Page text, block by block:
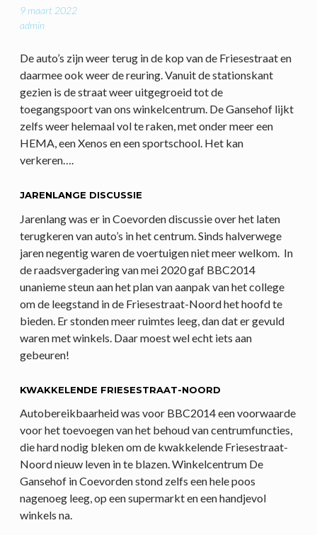
9 maart 2022
admin
De auto’s zijn weer terug in de kop van de Friesestraat en
daarmee ook weer de reuring. Vanuit de stationskant
gezien is de straat weer uitgegroeid tot de
toegangspoort van ons winkelcentrum. De Gansehof lijkt
zelfs weer helemaal vol te raken, met onder meer een
HEMA, een Xenos en een sportschool. Het kan
verkeren….
JARENLANGE DISCUSSIE
Jarenlang was er in Coevorden discussie over het laten
terugkeren van auto’s in het centrum. Sinds halverwege
jaren negentig waren de voertuigen niet meer welkom. In
de raadsvergadering van mei 2020 gaf BBC2014
unanieme steun aan het plan van aanpak van het college
om de leegstand in de Friesestraat-Noord het hoofd te
bieden. Er stonden meer ruimtes leeg, dan dat er gevuld
waren met winkels. Daar moest wel echt iets aan
gebeuren!
KWAKKELENDE FRIESESTRAAT-NOORD
Autobereikbaarheid was voor BBC2014 een voorwaarde
voor het toevoegen van het behoud van centrumfuncties,
die hard nodig bleken om de kwakkelende Friesestraat-
Noord nieuw leven in te blazen. Winkelcentrum De
Gansehof in Coevorden stond zelfs een hele poos
nagenoeg leeg, op een supermarkt en een handjevol
winkels na.